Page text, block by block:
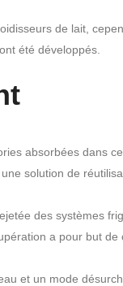
de lait,
été développés.
absorbées dans
solution de
des systèmes
a pour but de
et un mode